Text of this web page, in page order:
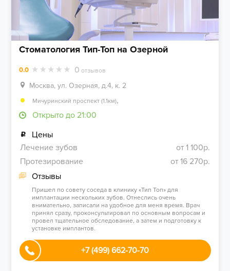
Стоматология Тип-Топ на Озерной
0.0 0 отзывов
Москва, ул. Озерная, д.4, к. 2
Мичуринский проспект (1.1км),
Открыто до 21:00
Цены
Лечение зубов
от 1 100р.
Протезирование
от 16 270р.
Отзывы
Пришел по совету соседа в клинику «Тип Топ» для
имплантации нескольких зубов. Отнеслись очень
внимательно, записали на удобное для меня время. Врач
принял сразу, проконсультировал по основным вопросам и
провел тщательное обследование, а затем и подготовку к
установке имплантов.
+7 (499) 662-70-70